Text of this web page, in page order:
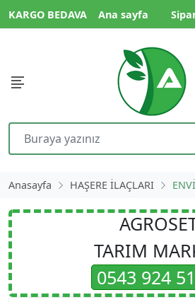
KARGO BEDAVA Ana sayfa
Anasayfa HAŞERE İLAÇLARI
TARIM
0543 924